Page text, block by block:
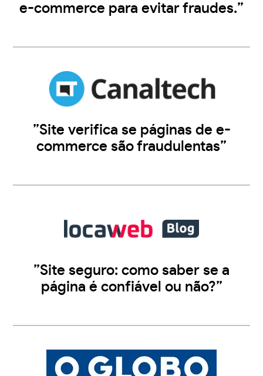
e-commerce para evitar fraudes.”
”Site verifica se páginas de e-
commerce são fraudulentas”
”Site seguro: como saber se a
página é confiável ou não?”